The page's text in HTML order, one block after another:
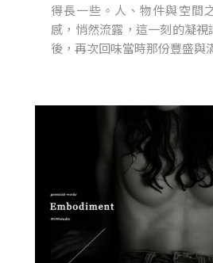
得長一些。人、物件與空間
感，悄然流露，這一刻的凝
後，再次回味當時那份豐盛與